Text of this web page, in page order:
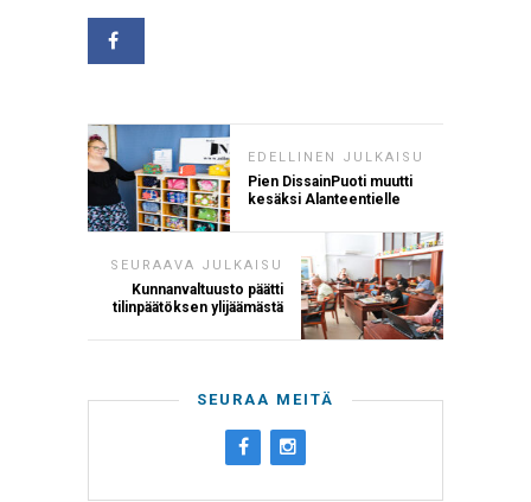
EDELLINEN JULKAISU
Pien DissainPuoti muutti
kesäksi Alanteentielle
SEURAAVA JULKAISU
Kunnanvaltuusto päätti
tilinpäätöksen ylijäämästä
SEURAA MEITÄ